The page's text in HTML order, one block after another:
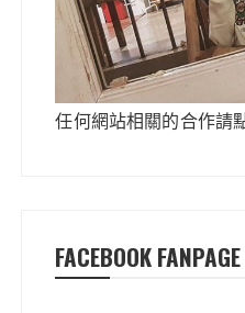
任何網站相關的合作請
FACEBOOK FANPAGE